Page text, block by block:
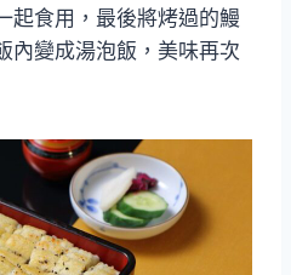
起食用，最後將烤過的鰻
內變成湯泡飯，美味再次